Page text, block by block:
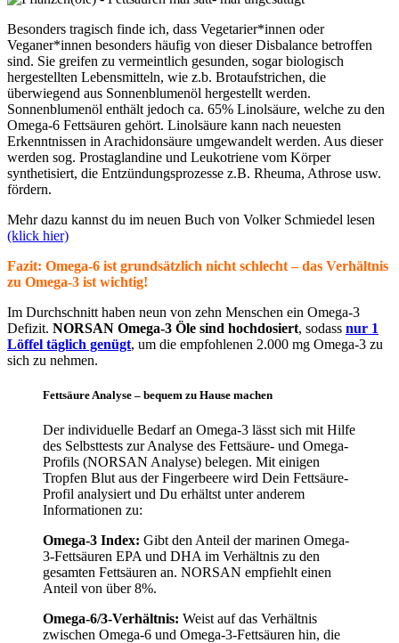
Besonders tragisch finde ich, dass Vegetarier*innen oder
Veganer*innen besonders häufig von dieser Disbalance betroffen
sind. Sie greifen zu vermeintlich gesunden, sogar biologisch
hergestellten Lebensmitteln, wie z.b. Brotaufstrichen, die
überwiegend aus Sonnenblumenöl hergestellt werden.
Sonnenblumenöl enthält jedoch ca. 65% Linolsäure, welche zu den
Omega-6 Fettsäuren gehört. Linolsäure kann nach neuesten
Erkenntnissen in Arachidonsäure umgewandelt werden. Aus dieser
werden sog. Prostaglandine und Leukotriene vom Körper
synthetisiert, die Entzündungsprozesse z.B. Rheuma, Athrose usw.
fördern.
Mehr dazu kannst du im neuen Buch von Volker Schmiedel lesen
(klick hier)
Fazit: Omega-6 ist grundsätzlich nicht schlecht – das Verhältnis
zu Omega-3 ist wichtig!
Im Durchschnitt haben neun von zehn Menschen ein Omega-3
Defizit. NORSAN Omega-3 Öle sind hochdosiert, sodass nur 1
Löffel täglich genügt, um die empfohlenen 2.000 mg Omega-3 zu
sich zu nehmen.
Fettsäure Analyse – bequem zu Hause machen
Der individuelle Bedarf an Omega-3 lässt sich mit Hilfe
des Selbsttests zur Analyse des Fettsäure- und Omega-
Profils (NORSAN Analyse) belegen. Mit einigen
Tropfen Blut aus der Fingerbeere wird Dein Fettsäure-
Profil analysiert und Du erhältst unter anderem
Informationen zu:
Omega-3 Index: Gibt den Anteil der marinen Omega-
3-Fettsäuren EPA und DHA im Verhältnis zu den
gesamten Fettsäuren an. NORSAN empfiehlt einen
Anteil von über 8%.
Omega-6/3-Verhältnis: Weist auf das Verhältnis
zwischen Omega-6 und Omega-3-Fettsäuren hin, die